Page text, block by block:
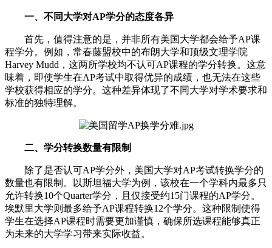
一、不同大学对AP学分的态度各异
首先，值得注意的是，并非所有美国大学都会给予AP课
程学分。例如，常春藤盟校中的布朗大学和顶级文理学院
Harvey Mudd，这两所学校均不认可AP课程的学分转换。这意
味着，即使学生在AP考试中取得优异的成绩，也无法在这些
学校获得相应的学分。这种差异体现了不同大学对学术要求和
标准的独特理解。
二、学分转换数量有限制
除了是否认可AP学分外，美国大学对AP考试转换学分的
数量也有限制。以斯坦福大学为例，该校在一个学科内最多只
允许转换10个Quarter学分，且仅接受约15门课程的AP学分。
埃默里大学则最多给予AP课程转换12个学分。这种限制使得
学生在选择AP课程时需要更加谨慎，确保所选课程能够真正
为未来的大学学习带来实际收益。